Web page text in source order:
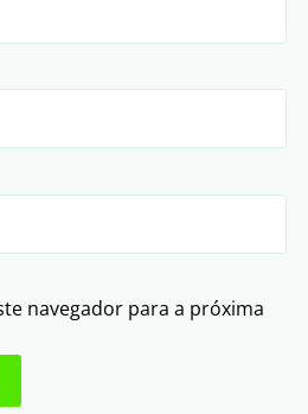
navegador para a próxima